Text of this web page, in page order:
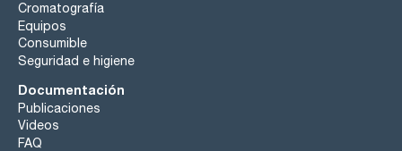
Cromatografía
Equipos
Consumible
Seguridad e higiene
Documentación
Publicaciones
Videos
FAQ